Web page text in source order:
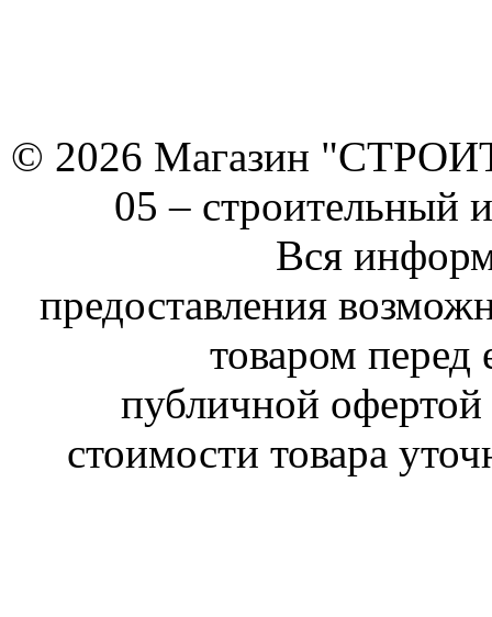
© 2026 Магазин
05 – строительный
Вся
предоставления
товаром перед
публичной
стоимости товара